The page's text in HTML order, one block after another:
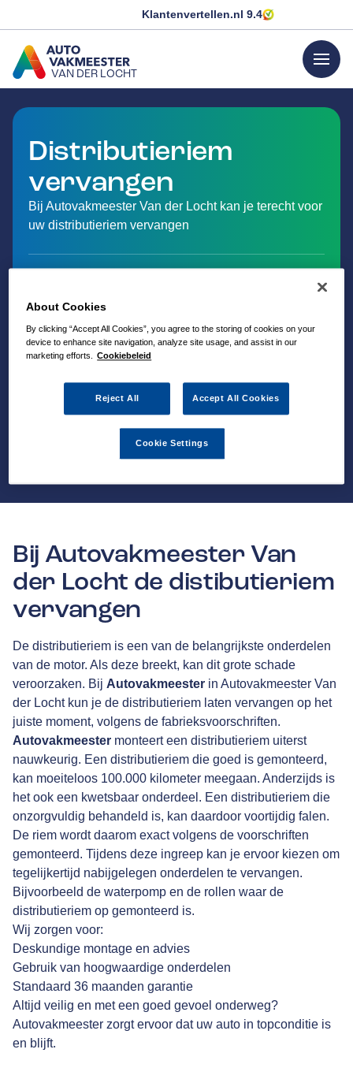
Klantenvertellen.nl 9.4
VAN DER LOCHT
GA NAAR DE HOMEPAGINA
menu
Distributieriem
vervangen
Bij Autovakmeester Van der Locht kan je terecht voor
uw distributieriem vervangen
Bij Autovakmeester Van
der Locht de distibutieriem
vervangen
De distributieriem is een van de belangrijkste onderdelen
van de motor. Als deze breekt, kan dit grote schade
veroorzaken. Bij Autovakmeester in Autovakmeester Van
der Locht kun je de distributieriem laten vervangen op het
juiste moment, volgens de fabrieksvoorschriften.
Autovakmeester monteert een distributieriem uiterst
nauwkeurig. Een distributieriem die goed is gemonteerd,
kan moeiteloos 100.000 kilometer meegaan. Anderzijds is
het ook een kwetsbaar onderdeel. Een distributieriem die
onzorgvuldig behandeld is, kan daardoor voortijdig falen.
De riem wordt daarom exact volgens de voorschriften
gemonteerd. Tijdens deze ingreep kan je ervoor kiezen om
tegelijkertijd nabijgelegen onderdelen te vervangen.
Bijvoorbeeld de waterpomp en de rollen waar de
distributieriem op gemonteerd is.
Wij zorgen voor:
Deskundige montage en advies
Gebruik van hoogwaardige onderdelen
Standaard 36 maanden garantie
Altijd veilig en met een goed gevoel onderweg?
Autovakmeester zorgt ervoor dat uw auto in topconditie is
en blijft.
About Cookies
By clicking “Accept All Cookies”, you agree to the storing of cookies on your
device to enhance site navigation, analyze site usage, and assist in our
marketing efforts.
Cookiebeleid
Reject All Accept All Cookies
Cookie Settings